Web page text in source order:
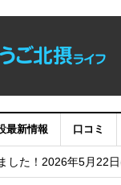
最新情報 口コミ
ンテナンス作業に伴
した！2026年5月22